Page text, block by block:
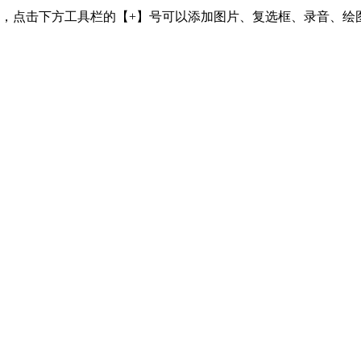
点击下方工具栏的【+】号可以添加图片、复选框、录音、绘